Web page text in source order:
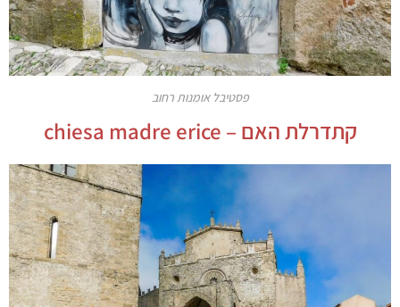
פסטיבל אומנות רחוב
קתדרלת האם – chiesa madre erice